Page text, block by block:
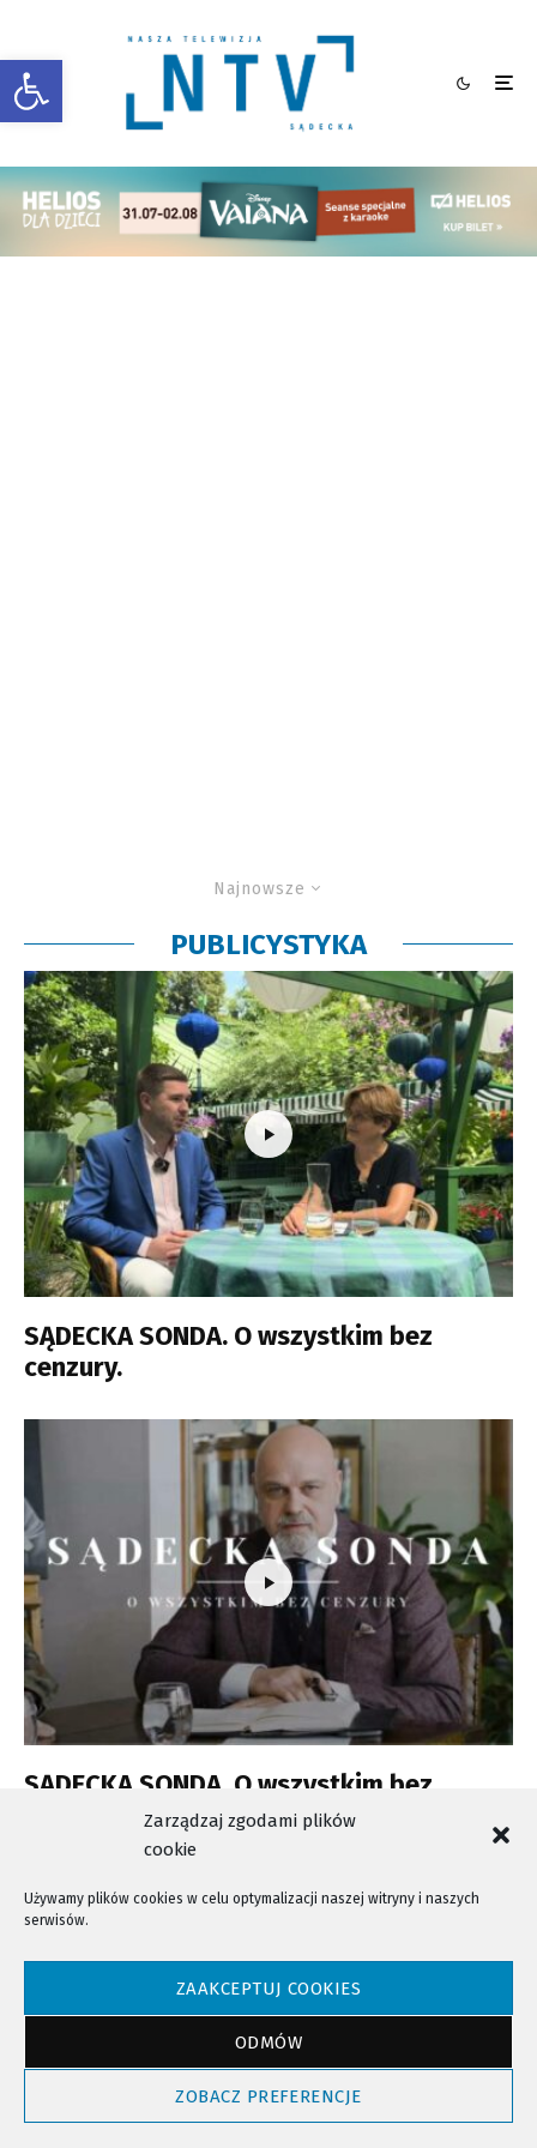
Otwórz pasek narzędzi
Zarządzaj zgodami plików
cookie
Używamy plików cookies w celu optymalizacji naszej witryny i naszych
serwisów.
ZAAKCEPTUJ COOKIES
ODMÓW
ZOBACZ PREFERENCJE
Najnowsze
PUBLICYSTYKA
SĄDECKA SONDA. O wszystkim bez
cenzury.
SĄDECKA SONDA. O wszystkim bez
NTV - Nasza Telewizja Sądecka © 2023 Wszystkie prawa zastrzeżone!
Powrót do góry